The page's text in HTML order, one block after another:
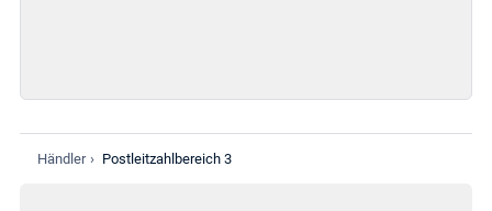
Händler › Postleitzahlbereich 3